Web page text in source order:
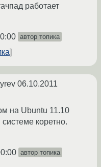
работает
автор топика
06.10.2011
на Ubuntu 11.10
коретно.
автор топика